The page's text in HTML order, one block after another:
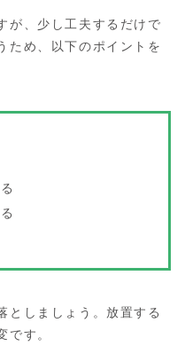
が、少し工夫するだけで
ため、以下のポイントを
としましょう。放置する
です。